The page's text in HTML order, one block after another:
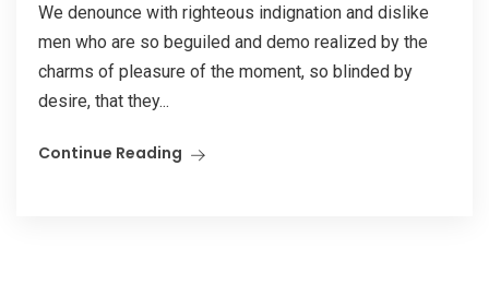
We denounce with righteous indignation and dislike
men who are so beguiled and demo realized by the
charms of pleasure of the moment, so blinded by
desire, that they...
Continue Reading